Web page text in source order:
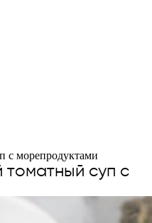
с морепродуктами
суп с